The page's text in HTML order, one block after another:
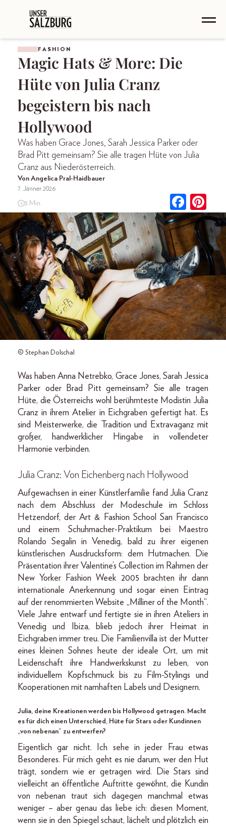
FASHION
Magic Hats & More: Die
Hüte von Julia Cranz
begeistern bis nach
Hollywood
Was haben Grace Jones, Sarah Jessica Parker oder
Brad Pitt gemeinsam? Sie alle tragen Hüte von Julia
Cranz aus Niederösterreich.
Von Angelica Pral-Haidbauer
7. Jänner 2026
3 Min.
© Stephan Dolschal
Was haben Anna Netrebko, Grace Jones, Sarah Jessica
Parker oder Brad Pitt gemeinsam? Sie alle tragen
Hüte, die Österreichs wohl berühmteste Modistin Julia
Cranz in ihrem Atelier in Eichgraben gefertigt hat. Es
sind Meisterwerke, die Tradition und Extravaganz mit
großer, handwerklicher Hingabe in vollendeter
Harmonie verbinden.
Julia Cranz: Von Eichenberg nach Hollywood
Aufgewachsen in einer Künstlerfamilie fand Julia Cranz
nach dem Abschluss der Modeschule im Schloss
Hetzendorf, der Art & Fashion School San Francisco
und einem Schuhmacher-Praktikum bei Maestro
Rolando Segalin in Venedig, bald zu ihrer eigenen
künstlerischen Ausdrucksform: dem Hutmachen. Die
Präsentation ihrer Valentine’s Collection im Rahmen der
New Yorker Fashion Week 2005 brachten ihr dann
internationale Anerkennung und sogar einen Eintrag
auf der renommierten Website „Milliner of the Month“.
Viele Jahre entwarf und fertigte sie in ihren Ateliers in
Venedig und Ibiza, blieb jedoch ihrer Heimat in
Eichgraben immer treu. Die Familienvilla ist der Mutter
eines kleinen Sohnes heute der ideale Ort, um mit
Leidenschaft ihre Handwerkskunst zu leben, von
individuellem Kopfschmuck bis zu Film-Stylings und
Kooperationen mit namhaften Labels und Designern.
Julia, deine Kreationen werden bis Hollywood getragen. Macht
es für dich einen Unterschied, Hüte für Stars oder Kundinnen
„von nebenan“ zu entwerfen?
Eigentlich gar nicht. Ich sehe in jeder Frau etwas
Besonderes. Für mich geht es nie darum, wer den Hut
trägt, sondern wie er getragen wird. Die Stars sind
vielleicht an öffentliche Auftritte gewöhnt, die Kundin
von nebenan traut sich dagegen manchmal etwas
weniger – aber genau das liebe ich: diesen Moment,
wenn sie in den Spiegel schaut, lächelt und plötzlich ein